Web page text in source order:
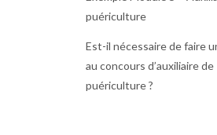
puériculture
Est-il nécessaire de faire
au concours d’auxiliaire de
puériculture ?